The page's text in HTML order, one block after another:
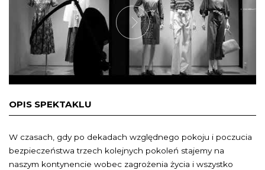
OPIS SPEKTAKLU
W czasach, gdy po dekadach względnego pokoju i poczucia
bezpieczeństwa trzech kolejnych pokoleń stajemy na
naszym kontynencie wobec zagrożenia życia i wszystko